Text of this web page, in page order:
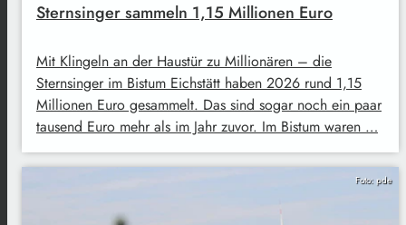
Sternsinger sammeln 1,15 Millionen Euro
Mit Klingeln an der Haustür zu Millionären – die
Sternsinger im Bistum Eichstätt haben 2026 rund 1,15
Millionen Euro gesammelt. Das sind sogar noch ein paar
tausend Euro mehr als im Jahr zuvor. Im Bistum waren …
Foto: pde